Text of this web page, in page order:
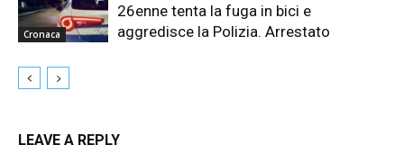
Cronaca
26enne tenta la fuga in bici e
aggredisce la Polizia. Arrestato
LEAVE A REPLY